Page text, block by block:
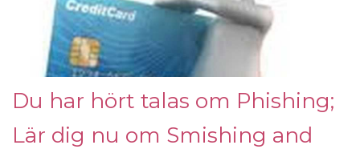
Du har hört talas om Phishing;
Lär dig nu om Smishing and